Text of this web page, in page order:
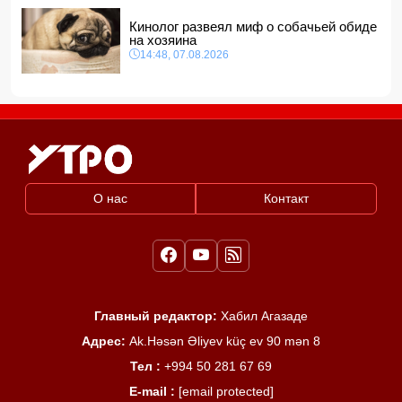
Кинолог развеял миф о собачьей обиде
на хозяина
14:48, 07.08.2026
О нас Контакт
Главный редактор: Хабил Агазаде
Адрес: Ak.Həsən Əliyev küç ev 90 mən 8
Тел : +994 50 281 67 69
E-mail : [email protected]